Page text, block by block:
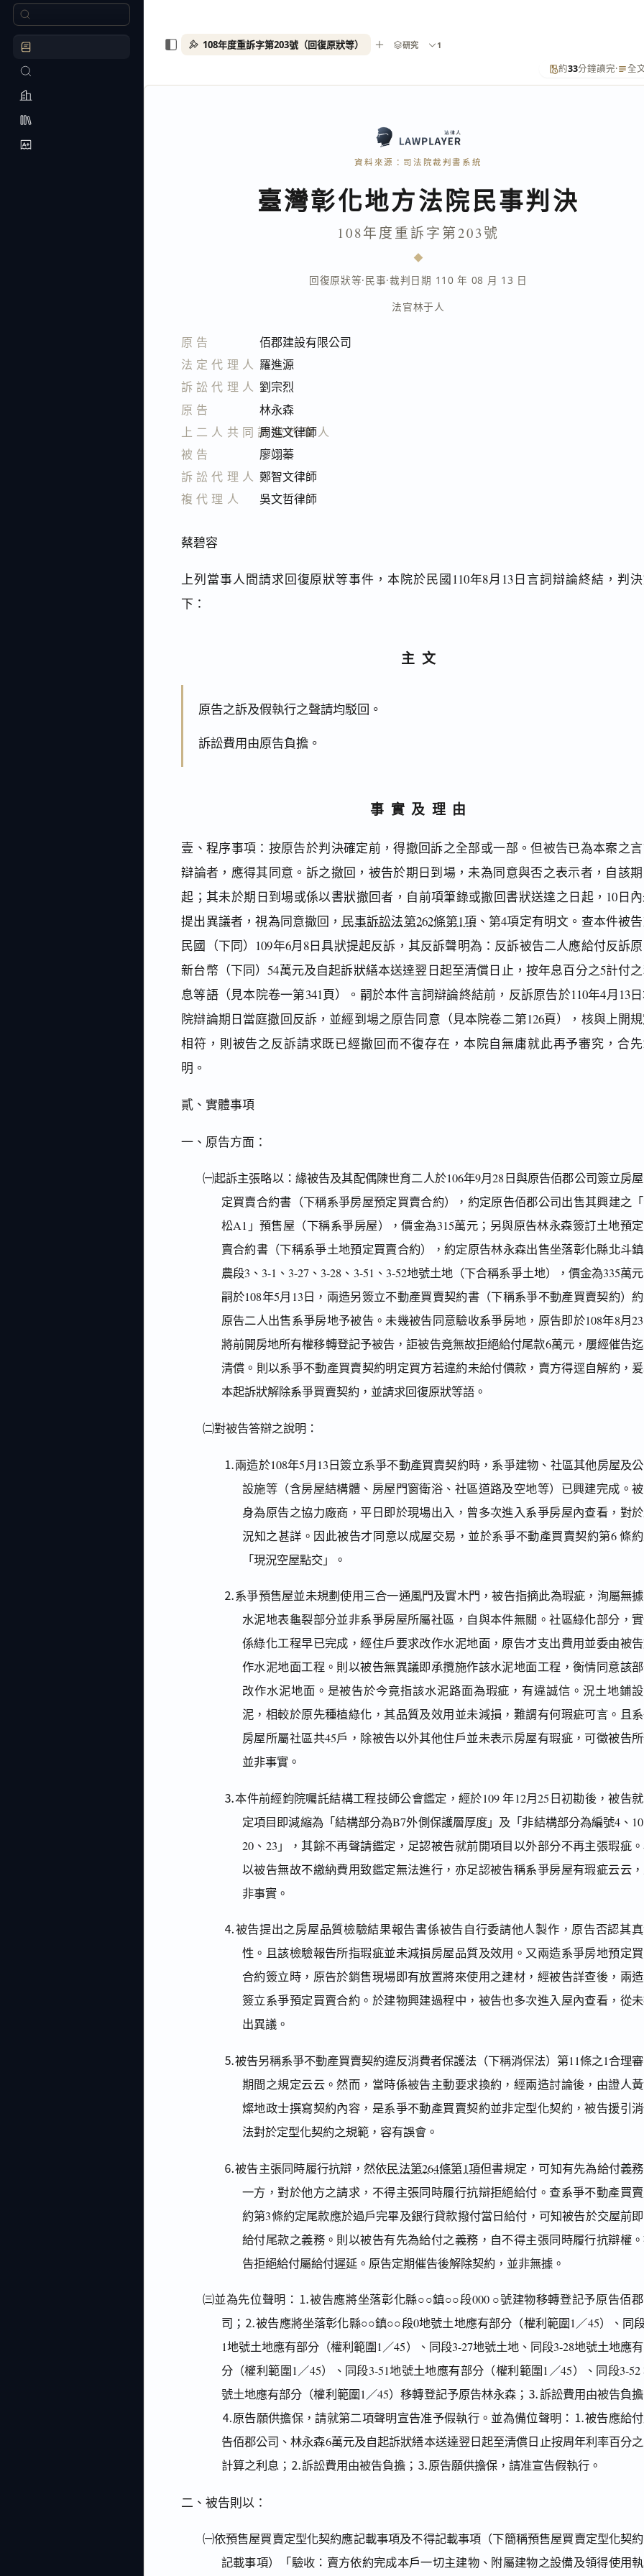
約33分鐘讀完· 全
資料來源：司法院裁判書系統
臺灣彰化地方法院民事判決
108年度重訴字第203號
回復原狀等·民事·裁判日期 110 年 08 月 13 日
法官林于人
原告
佰郡建設有限公司
法定代理人 羅進源
訴訟代理人 劉宗烈
原告
林永森
上二人共同訴訟代理人
周進文律師
被告
廖翊蓁
訴訟代理人 鄭智文律師
複代理人
吳文哲律師
蔡碧容
上列當事人間請求回復原狀等事件，本院於民國110年8月13日言詞辯論終結，判
下：
主文
原告之訴及假執行之聲請均駁回。
訴訟費用由原告負擔。
事實及理由
壹、程序事項：按原告於判決確定前，得撤回訴之全部或一部。但被告已為本案之
辯論者，應得其同意。訴之撤回，被告於期日到場，未為同意與否之表示者，自該期
起；其未於期日到場或係以書狀撤回者，自前項筆錄或撤回書狀送達之日起，10日
提出異議者，視為同意撤回， 民事訴訟法第262條第1項、第4項定有明文。查本件被
民國（下同）109年6月8日具狀提起反訴，其反訴聲明為：反訴被告二人應給付反訴
新台幣（下同）54萬元及自起訴狀繕本送達翌日起至清償日止，按年息百分之5計付
息等語（見本院卷一第341頁）。嗣於本件言詞辯論終結前，反訴原告於110年4月13
院辯論期日當庭撤回反訴，並經到場之原告同意（見本院卷二第126頁），核與上開
相符，則被告之反訴請求既已經撤回而不復存在，本院自無庸就此再予審究，合
明。
貳、實體事項
一、原告方面：
㈠起訴主張略以：緣被告及其配偶陳世育二人於106年9月28日與原告佰郡公司簽立房
定買賣合約書（下稱系爭房屋預定買賣合約），約定原告佰郡公司出售其興建之
松A1」預售屋（下稱系爭房屋），價金為315萬元；另與原告林永森簽訂土地預
賣合約書（下稱系爭土地預定買賣合約），約定原告林永森出售坐落彰化縣北斗
農段3、3-1、3-27、3-28、3-51、3-52地號土地（下合稱系爭土地），價金為335萬元
嗣於108年5月13日，兩造另簽立不動產買賣契約書（下稱系爭不動產買賣契約）
原告二人出售系爭房地予被告。未幾被告同意驗收系爭房地，原告即於108年8月
將前開房地所有權移轉登記予被告，詎被告竟無故拒絕給付尾款6萬元，屢經催告
清償。則以系爭不動產買賣契約明定買方若違約未給付價款，賣方得逕自解約，
本起訴狀解除系爭買賣契約，並請求回復原狀等語。
㈡對被告答辯之說明：
⒈兩造於108年5月13日簽立系爭不動產買賣契約時，系爭建物、社區其他房屋及
設施等（含房屋結構體、房屋門窗衛浴、社區道路及空地等）已興建完成。
身為原告之協力廠商，平日即於現場出入，曾多次進入系爭房屋內查看，對
況知之甚詳。因此被告才同意以成屋交易，並於系爭不動產買賣契約第6 條
「現況空屋點交」。
⒉系爭預售屋並未規劃使用三合一通風門及實木門，被告指摘此為瑕疵，洵屬無據
水泥地表龜裂部分並非系爭房屋所屬社區，自與本件無關。社區綠化部分，
係綠化工程早已完成，經住戶要求改作水泥地面，原告才支出費用並委由被
作水泥地面工程。則以被告無異議即承攬施作該水泥地面工程，衡情同意該
改作水泥地面。是被告於今竟指該水泥路面為瑕疵，有違誠信。況土地鋪
泥，相較於原先種植綠化，其品質及效用並未減損，難謂有何瑕疵可言。且
房屋所屬社區共45戶，除被告以外其他住戶並未表示房屋有瑕疵，可徵被告
並非事實。
⒊本件前經鈞院囑託結構工程技師公會鑑定，經於109 年12月25日初勘後，被告
定項目即減縮為「結構部分為B7外側保護層厚度」及「非結構部分為編號4、10
20、23」，其餘不再聲請鑑定，足認被告就前開項目以外部分不再主張瑕疵
以被告無故不繳納費用致鑑定無法進行，亦足認被告稱系爭房屋有瑕疵云云
非事實。
⒋被告提出之房屋品質檢驗結果報告書係被告自行委請他人製作，原告否認其
性。且該檢驗報告所指瑕疵並未減損房屋品質及效用。又兩造系爭房地預定
合約簽立時，原告於銷售現場即有放置將來使用之建材，經被告詳查後，兩
簽立系爭預定買賣合約。於建物興建過程中，被告也多次進入屋內查看，從
出異議。
⒌被告另稱系爭不動產買賣契約違反消費者保護法（下稱消保法）第11條之1合理
期間之規定云云。然而，當時係被告主動要求換約，經兩造討論後，由證人
燦地政士撰寫契約內容，是系爭不動產買賣契約並非定型化契約，被告援引
法對於定型化契約之規範，容有誤會。
⒍被告主張同時履行抗辯，然依民法第264條第1項但書規定，可知有先為給付義
一方，對於他方之請求，不得主張同時履行抗辯拒絕給付。查系爭不動產買
約第3條約定尾款應於過戶完畢及銀行貸款撥付當日給付，可知被告於交屋前
給付尾款之義務。則以被告有先為給付之義務，自不得主張同時履行抗辯權
告拒絕給付屬給付遲延。原告定期催告後解除契約，並非無據。
㈢並為先位聲明：⒈被告應將坐落彰化縣○○鎮○○段000 ○號建物移轉登記予原告佰
司；⒉被告應將坐落彰化縣○○鎮○○段0地號土地應有部分（權利範圍1／45）、同
1地號土地應有部分（權利範圍1／45）、同段3-27地號土地、同段3-28地號土地應
分（權利範圍1／45）、同段3-51地號土地應有部分（權利範圍1／45）、同段3-52
號土地應有部分（權利範圍1／45）移轉登記予原告林永森；⒊訴訟費用由被告負擔
⒋原告願供擔保，請就第二項聲明宣告准予假執行。並為備位聲明：⒈被告應給
告佰郡公司、林永森6萬元及自起訴狀繕本送達翌日起至清償日止按周年利率百分
計算之利息；⒉訴訟費用由被告負擔；⒊原告願供擔保，請准宣告假執行。
二、被告則以：
㈠依預售屋買賣定型化契約應記載事項及不得記載事項（下簡稱預售屋買賣定型化契
記載事項）「驗收：賣方依約完成本戶一切主建物、附屬建物之設備及領得使用
108年度重訴字第203號（回復原狀等） 研究 1